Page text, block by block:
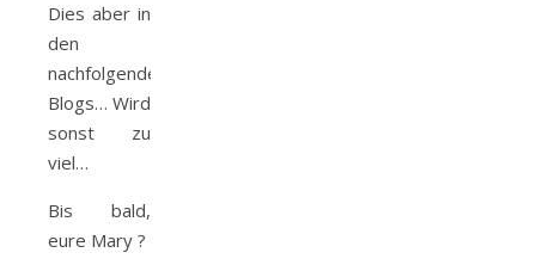
Dies aber in
den
nachfolgenden
Blogs… Wird
sonst zu
viel…
Bis bald,
eure Mary ?